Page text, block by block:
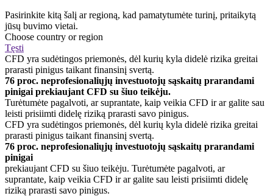
Pasirinkite kitą šalį ar regioną, kad pamatytumėte turinį, pritaikytą
jūsų buvimo vietai.
Choose country or region
Tęsti
CFD yra sudėtingos priemonės, dėl kurių kyla didelė rizika greitai
prarasti pinigus taikant finansinį svertą.
76 proc. neprofesionaliųjų investuotojų sąskaitų prarandami
pinigai prekiaujant CFD su šiuo teikėju.
Turėtumėte pagalvoti, ar suprantate, kaip veikia CFD ir ar galite sau
leisti prisiimti didelę riziką prarasti savo pinigus.
CFD yra sudėtingos priemonės, dėl kurių kyla didelė rizika greitai
prarasti pinigus taikant finansinį svertą.
76 proc. neprofesionaliųjų investuotojų sąskaitų prarandami
pinigai
prekiaujant CFD su šiuo teikėju. Turėtumėte pagalvoti, ar
suprantate, kaip veikia CFD ir ar galite sau leisti prisiimti didelę
riziką prarasti savo pinigus.